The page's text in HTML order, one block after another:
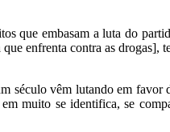
que embasam a luta do
enfrenta contra as drogas],
século vêm lutando em favor
muito se identifica, se